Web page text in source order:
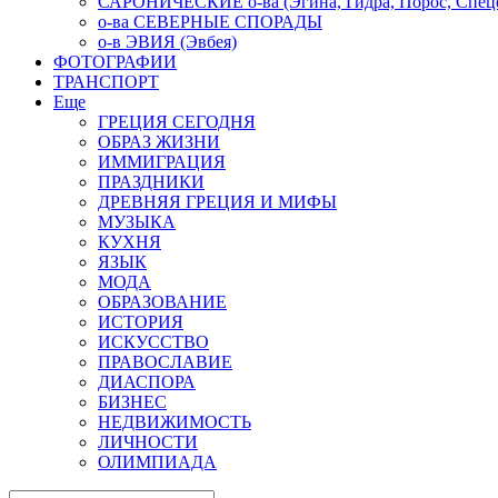
о-ва СЕВЕРНЫЕ СПОРАДЫ
о-в ЭВИЯ (Эвбея)
ФОТОГРАФИИ
ТРАНСПОРТ
Еще
ГРЕЦИЯ СЕГОДНЯ
ОБРАЗ ЖИЗНИ
ИММИГРАЦИЯ
ПРАЗДНИКИ
ДРЕВНЯЯ ГРЕЦИЯ И МИФЫ
МУЗЫКА
КУХНЯ
ЯЗЫК
МОДА
ОБРАЗОВАНИЕ
ИСТОРИЯ
ИСКУССТВО
ПРАВОСЛАВИЕ
ДИАСПОРА
БИЗНЕС
НЕДВИЖИМОСТЬ
ЛИЧНОСТИ
ОЛИМПИАДА